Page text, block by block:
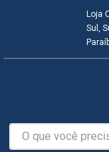
Loja
Sul,
O que você precisa?